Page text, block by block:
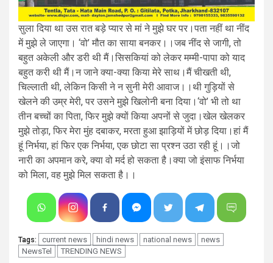
सुला दिया था उस रात बड़े प्यार से मां ने मुझे घर पर।पता नहीं था नींद
में मुझे ले जाएगा। ‘वो’ मौत का साया बनकर।।जब नींद से जागी, तो
बहुत अकेली और डरी थी मैं।सिसकियां को लेकर मम्मी-पापा को याद
बहुत करी थी मैं।न जाने क्या-क्या किया मेरे साथ।मैं चीखती थी,
चिल्लाती थी, लेकिन किसी ने न सुनी मेरी आवाज।।थी गुड़ियों से
खेलने की उम्र मेरी, पर उसने मुझे खिलोनी बना दिया।‘वो’ भी तो था
तीन बच्चों का पिता, फिर मुझे क्यों किया अपनों से जुदा।खेल खेलकर
मुझे तोड़ा, फिर मेरा मुंह दबाकर, मरता हुआ झाड़ियों में छोड़ दिया।हां मैं
हूं निर्भया, हां फिर एक निर्भया, एक छोटा सा प्रश्न उठा रही हूं।।जो
नारी का अपमान करे, क्या वो मर्द हो सकता है।क्या जो इंसाफ निर्भया
को मिला, वह मुझे मिल सकता है।।
Tags: current news hindi news national news
news
NewsTel
TRENDING NEWS